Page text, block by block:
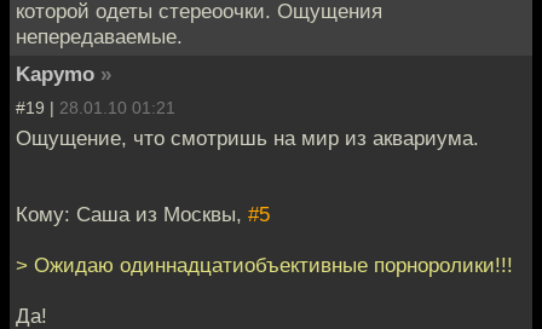
которой одеты стереоочки. Ощущения
непередаваемые.
Kapymo »
#19 | 28.01.10 01:21
Ощущение, что смотришь на мир из аквариума.
Кому: Саша из Москвы, #5
> Ожидаю одиннадцатиобъективные порноролики!!!
Да!